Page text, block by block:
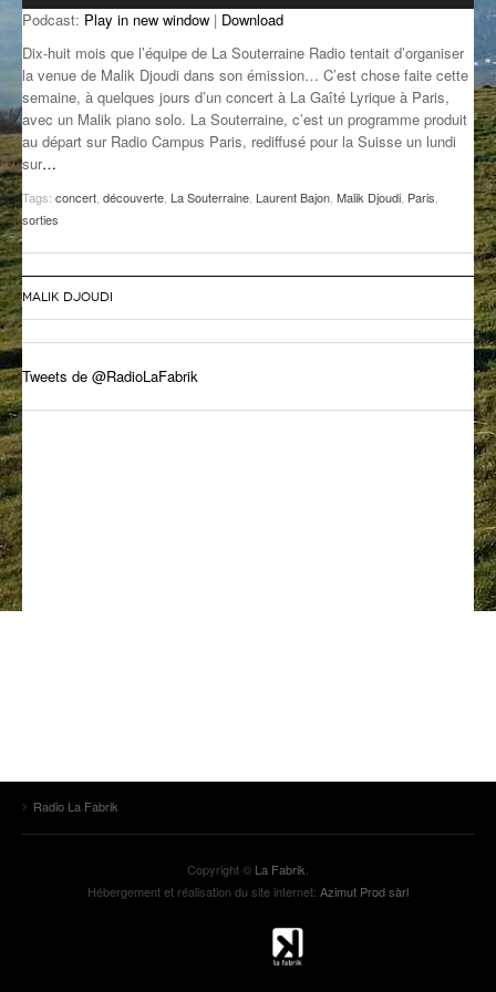
GROOVE N SUN
IL ÉTAIT UNE FOIS
L’ASTUCE DE LA PORTE EN BOIS
LA MINUTE LITTÉRAIRE
LA SOUTERRAINE
MUSIQUE DES ANTIPODES
NOS ANCIENS
SONORIK
PLUS DE MIX
Podcast: Play in new window | Download
Dix-huit mois que l’équipe de La Souterraine Radio tentait d’organiser
la venue de Malik Djoudi dans son émission… C’est chose faite cette
semaine, à quelques jours d’un concert à La Gaîté Lyrique à Paris,
avec un Malik piano solo. La Souterraine, c’est un programme produit
au départ sur Radio Campus Paris, rediffusé pour la Suisse un lundi
sur…
Tags: concert découverte La Souterraine Laurent Bajon Malik Djoudi Paris
sorties
MALIK DJOUDI
Tweets de @RadioLaFabrik
Radio La Fabrik
Copyright © La Fabrik
Hébergement et réalisation du site internet: Azimut Prod sàrl